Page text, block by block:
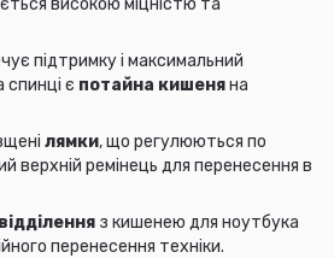
підтримку і максимальний
спинці є потайна кишеняна
лямки, що регулюються по
верхній ремінець для перенесення в
з кишенею для ноутбука
перенесення техніки.